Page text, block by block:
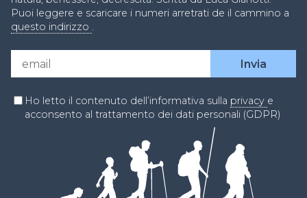
Puoi leggere e scaricare i numeri arretrati de il cammino a
questo indirizzo .
Ho letto il contenuto dell’informativa sulla privacy e
acconsento al trattamento dei dati personali (GDPR)